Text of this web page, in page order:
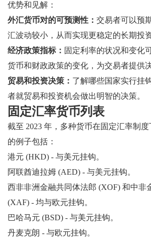
优势和见解：
外汇货币对的可预测性： 交易者可以预
汇波动较小，从而实现更稳定的长期投
经济政策指标： 固定利率的状况和变化
货币和财政政策的变化，为交易者提供
贸易和投资决策： 了解哪些国家实行挂
者就贸易和投资机会做出明智的决策。
固定汇率货币列表
截至 2023 年，多种货币在固定汇率制
的例子包括：
港元 (HKD) - 与美元挂钩。
阿联酋迪拉姆 (AED) - 与美元挂钩。
西非非洲金融共同体法郎 (XOF) 和中非
(XAF) - 均与欧元挂钩。
巴哈马元 (BSD) - 与美元挂钩。
丹麦克朗 - 与欧元挂钩。